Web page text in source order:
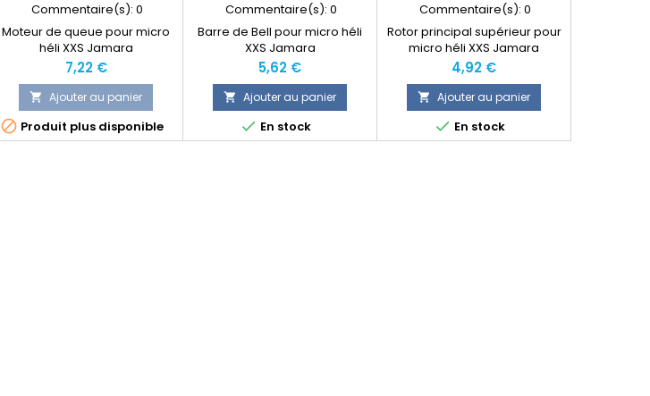
Commentaire(s): 0
Moteur de queue pour micro
héli XXS Jamara
Prix
7,22 €
 Ajouter au panier
 Produit plus disponible
Commentaire(s): 0
Barre de Bell pour micro héli
XXS Jamara
Prix
5,62 €
 Ajouter au panier
 En stock
Commentaire(s): 0
Rotor principal supérieur pour
micro héli XXS Jamara
Prix
4,92 €
 Ajouter au panier
 En stock